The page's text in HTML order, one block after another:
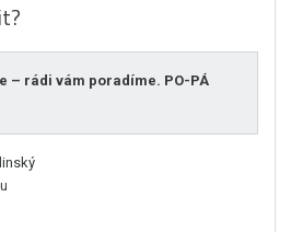
– rádi vám poradíme. PO-PÁ